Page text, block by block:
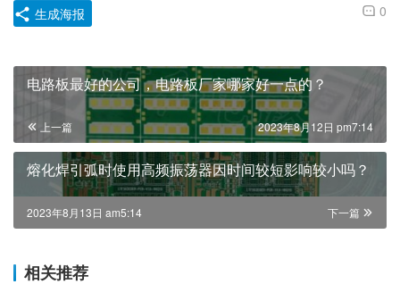
0
生成海报
电路板最好的公司，电路板厂家哪家好一点的？
上一篇 2023年8月12日 pm7:14
熔化焊引弧时使用高频振荡器因时间较短影响较小吗？
下一篇
2023年8月13日 am5:14
相关推荐